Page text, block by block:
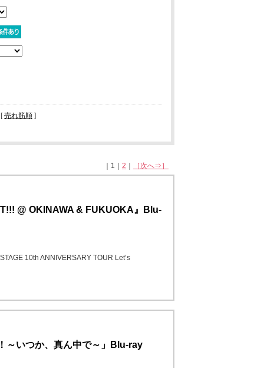
売れ筋順 ]
｜1｜ 2 ｜ ［次へ⇒］
@ OKINAWA & FUKUOKA』Blu-
10th ANNIVERSARY TOUR Let’s
～いつか、真ん中で～」Blu-ray